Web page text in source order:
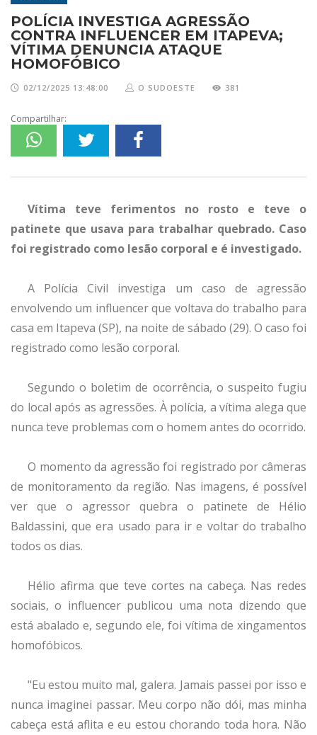
POLÍCIA INVESTIGA AGRESSÃO
CONTRA INFLUENCER EM ITAPEVA;
VÍTIMA DENUNCIA ATAQUE
HOMOFÓBICO
02/12/2025 13:48:00 O SUDOESTE 381
Compartilhar:
Vítima teve ferimentos no rosto e teve o
patinete que usava para trabalhar quebrado. Caso
foi registrado como lesão corporal e é investigado.
A Polícia Civil investiga um caso de agressão
envolvendo um influencer que voltava do trabalho para
casa em Itapeva (SP), na noite de sábado (29). O caso foi
registrado como lesão corporal.
Segundo o boletim de ocorrência, o suspeito fugiu
do local após as agressões. À polícia, a vítima alega que
nunca teve problemas com o homem antes do ocorrido.
O momento da agressão foi registrado por câmeras
de monitoramento da região. Nas imagens, é possível
ver que o agressor quebra o patinete de Hélio
Baldassini, que era usado para ir e voltar do trabalho
todos os dias.
Hélio afirma que teve cortes na cabeça. Nas redes
sociais, o influencer publicou uma nota dizendo que
está abalado e, segundo ele, foi vítima de xingamentos
homofóbicos.
"Eu estou muito mal, galera. Jamais passei por isso e
nunca imaginei passar. Meu corpo não dói, mas minha
cabeça está aflita e eu estou chorando toda hora. Não